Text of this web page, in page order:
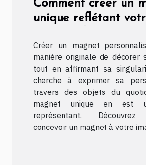
Comment créer un
unique reflétant
Créer un magnet
manière originale de décorer
tout en affirmant sa
cherche à exprimer sa
travers des objets du
magnet unique en est
représentant. Découvrez
concevoir un magnet à votre